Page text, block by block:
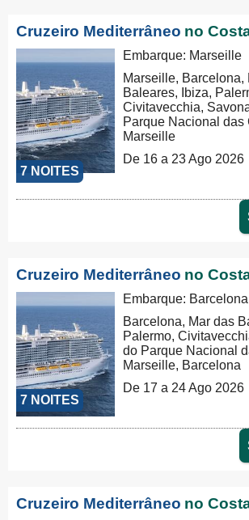
Cruzeiro Mediterrâneo no
7 NOITES
Embarque: Marseille
Marseille, Barcelona,
Baleares, Ibiza,
Civitavecchia,
Parque Nacional das
Marseille
De 16 a 23 Ago 2026
Cruzeiro Mediterrâneo no
7 NOITES
Embarque: Barcelona
Barcelona, Mar das
Palermo,
do Parque Nacional
Marseille, Barcelona
De 17 a 24 Ago 2026
Cruzeiro Mediterrâneo no